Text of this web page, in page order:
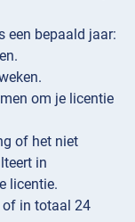
een bepaald jaar:
om je licentie
of het niet
in
licentie.
of in totaal 24